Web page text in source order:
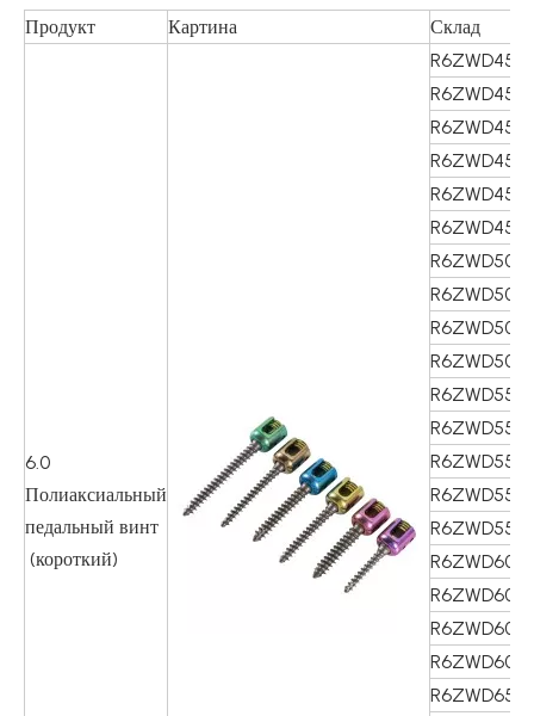
Продукт Картина Склад
6.0
Полиаксиальный
педальный винт
(короткий)
R6ZWD4530
R6ZWD4535
R6ZWD5030
R6ZWD5035
R6ZWD5530
R6ZWD5535
R6ZWD6035
R6ZWD6530